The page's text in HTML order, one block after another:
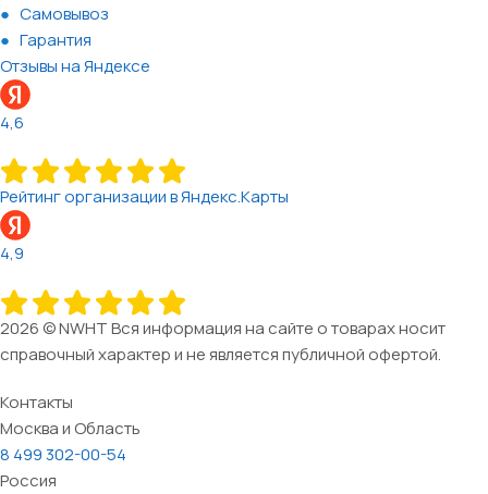
Самовывоз
Гарантия
Отзывы на Яндексе
4,6
Рейтинг организации в Яндекс.Карты
4,9
2026 © NWHT Вся информация на сайте о товарах носит
справочный характер и не является публичной офертой.
Контакты
Москва и Область
8 499 302-00-54
Россия